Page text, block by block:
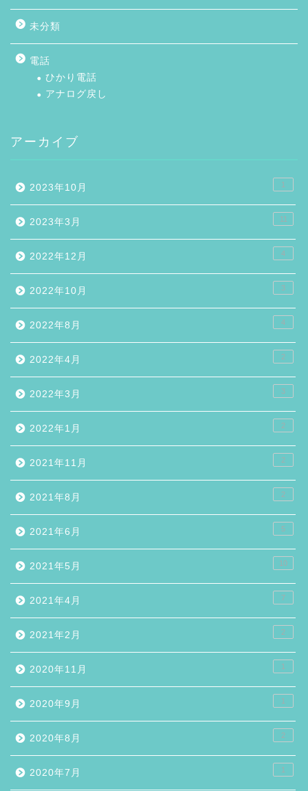
未分類
電話
ひかり電話
アナログ戻し
アーカイブ
2023年10月 1
2023年3月 11
2022年12月 4
2022年10月 3
2022年8月 4
2022年4月 2
2022年3月 3
2022年1月 2
2021年11月 2
2021年8月 2
2021年6月 5
2021年5月 10
2021年4月 7
2021年2月 2
2020年11月 1
2020年9月 1
2020年8月 2
2020年7月 1